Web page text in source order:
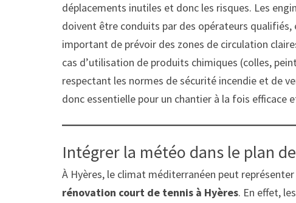
déplacements inutiles et donc les risques. Les
doivent être conduits par des opérateurs
important de prévoir des zones de circulation
cas d’utilisation de produits chimiques (colles,
respectant les normes de sécurité incendie et de
donc essentielle pour un chantier à la fois efficace
Intégrer la météo dans le plan
À Hyères, le climat méditerranéen peut
rénovation court de tennis à Hyères. En effet,